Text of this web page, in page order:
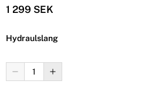
1 299 SEK
Hydraulslang